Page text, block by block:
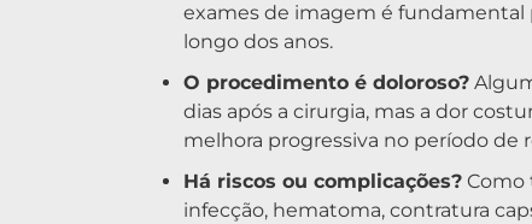
exames de imagem é
longo dos anos.
O procedimento é doloroso?
dias após a cirurgia, mas a dor
melhora progressiva no período de
Há riscos ou complicações? Como
infecção, hematoma, contratura